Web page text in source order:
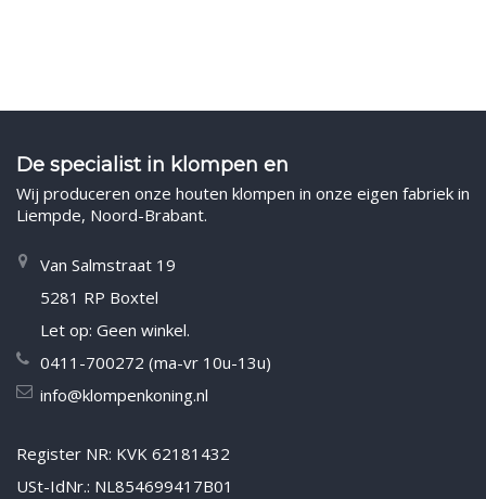
De specialist in klompen en
Wij produceren onze houten klompen in onze eigen fabriek in
Liempde, Noord-Brabant.
Van Salmstraat 19
5281 RP Boxtel
Let op: Geen winkel.
0411-700272 (ma-vr 10u-13u)
info@klompenkoning.nl
Register NR: KVK 62181432
USt-IdNr.: NL854699417B01